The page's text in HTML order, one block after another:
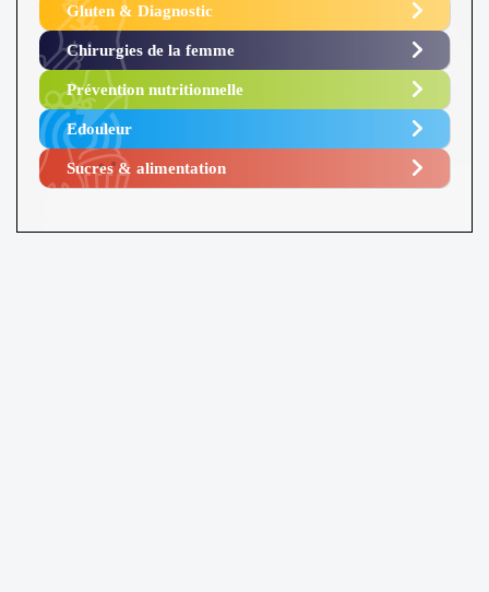
Gluten & Diagnostic
Chirurgies de la femme
Prévention nutritionnelle
Edouleur​
Sucres & alimentation​